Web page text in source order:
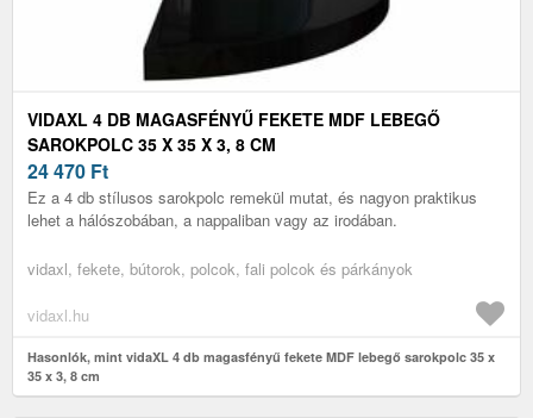
VIDAXL 4 DB MAGASFÉNYŰ FEKETE MDF LEBEGŐ
SAROKPOLC 35 X 35 X 3, 8 CM
24 470 Ft
Ez a 4 db stílusos sarokpolc remekül mutat, és nagyon praktikus
lehet a hálószobában, a nappaliban vagy az irodában.
vidaxl, fekete, bútorok, polcok, fali polcok és párkányok
vidaxl.hu
Hasonlók, mint vidaXL 4 db magasfényű fekete MDF lebegő sarokpolc 35 x
35 x 3, 8 cm